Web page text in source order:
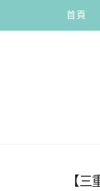
content
首頁
【